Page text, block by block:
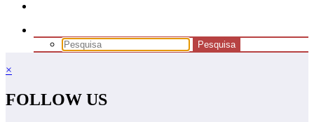
×
FOLLOW US